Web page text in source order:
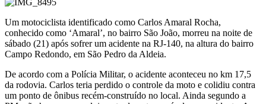
Um motociclista identificado como Carlos Amaral Rocha,
conhecido como ‘Amaral’, no bairro São João, morreu na noite de
sábado (21) após sofrer um acidente na RJ-140, na altura do bairro
Campo Redondo, em São Pedro da Aldeia.
De acordo com a Polícia Militar, o acidente aconteceu no km 17,5
da rodovia. Carlos teria perdido o controle da moto e colidiu contra
um ponto de ônibus recém-construído no local. Ainda segundo a